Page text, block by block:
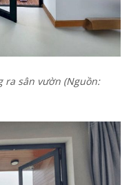
ra sân vườn (Nguồn: